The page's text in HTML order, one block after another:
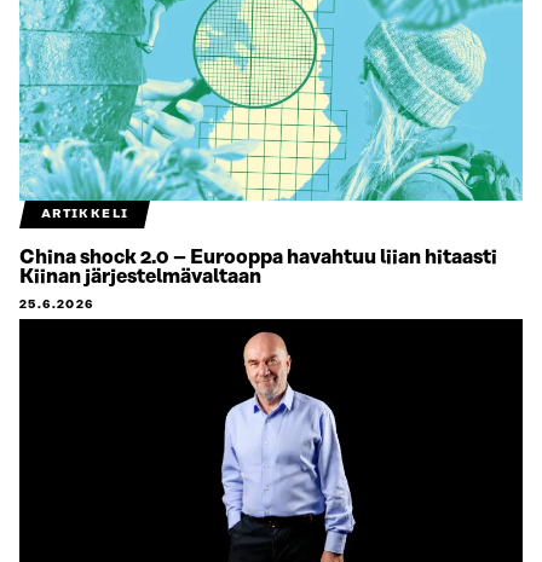
ARTIKKELI
China shock 2.0 – Eurooppa havahtuu liian hitaasti
Kiinan järjestelmävaltaan
25.6.2026